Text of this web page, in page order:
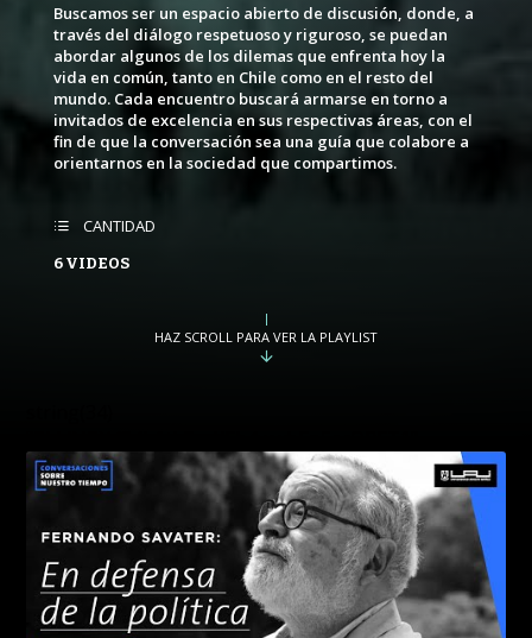
Buscamos ser un espacio abierto de discusión, donde, a
través del diálogo respetuoso y riguroso, se puedan
abordar algunos de los dilemas que enfrenta hoy la
vida en común, tanto en Chile como en el resto del
mundo. Cada encuentro buscará armarse en torno a
invitados de excelencia en sus respectivas áreas, con el
fin de que la conversación sea una guía que colabore a
orientarnos en la sociedad que compartimos.
CANTIDAD
6 VIDEOS
HAZ SCROLL PARA VER LA PLAYLIST
PROGRAMA
CONVERSACIONES SOBRE LO NUESTRO
PUBLICADO REPRODUCCIONES
VISTAS